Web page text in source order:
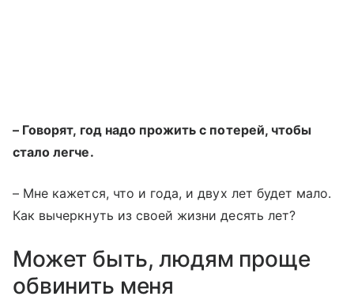
– Говорят, год надо прожить с потерей, чтобы
стало легче.
– Мне кажется, что и года, и двух лет будет мало.
Как вычеркнуть из своей жизни десять лет?
Может быть, людям проще
обвинить меня